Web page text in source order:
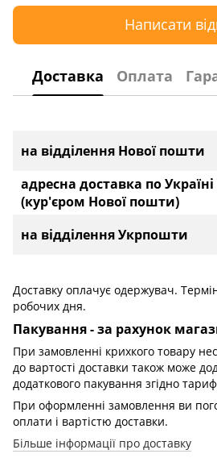
Написати
Доставка Оплата
на відділення Нової пошти
адресна доставка по Україні
(кур'єром Нової пошти)
на відділення Укрпошти
Доставку оплачує одержувач.
робочих дня.
Пакування - за рахунок
При замовленні крихкого товару
до вартості доставки також може
додаткового пакування згідно
При оформленні замовлення ви
оплати і вартістю доставки.
Більше інформації про доставку